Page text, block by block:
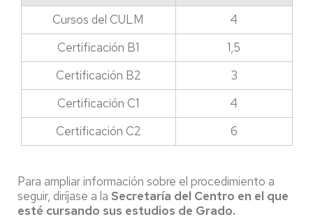
Cursos del CULM
4
Certificación B1
1,5
Certificación B2
3
Certificación C1
4
Certificación C2
6
Para ampliar información sobre el procedimiento a
seguir, diríjase a la Secretaría del Centro en el que
esté cursando sus estudios de Grado.